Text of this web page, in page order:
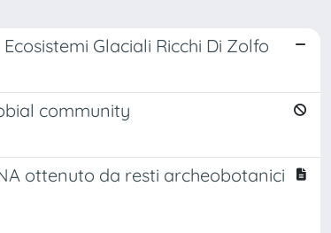
Glaciali Ricchi Di Zolfo
community
ottenuto da resti archeobotanici